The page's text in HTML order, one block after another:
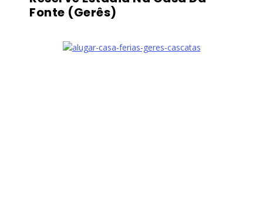
Fonte (Gerês)